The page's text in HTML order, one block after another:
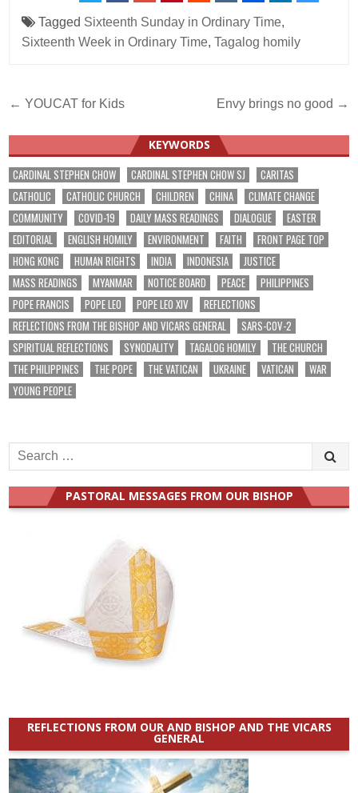
Tagged Sixteenth Sunday in Ordinary Time,
Sixteenth Week in Ordinary Time,Tagalog homily
Post
navigation
← YOUCAT for Kids Envy brings no good →
KEYWORDS
CARDINAL STEPHEN CHOW CARDINAL STEPHEN CHOW SJ
CARITAS
CATHOLIC
CATHOLIC CHURCH CHILDREN CHINA
CLIMATE CHANGE
COMMUNITY
COVID-19 DAILY MASS READINGS DIALOGUE
EASTER
EDITORIAL
ENGLISH HOMILY ENVIRONMENT FAITH
FRONT PAGE TOP
HONG KONG
HUMAN RIGHTS INDIA INDONESIA
JUSTICE
MASS READINGS
MYANMAR NOTICE BOARD PEACE
PHILIPPINES
POPE FRANCIS
POPE LEO POPE LEO XIV
REFLECTIONS
REFLECTIONS FROM THE BISHOP AND VICARS GENERAL
SARS-COV-2
SPIRITUAL REFLECTIONS
SYNODALITY TAGALOG HOMILY
THE CHURCH
THE PHILIPPINES
THE POPE THE VATICAN UKRAINE VATICAN
WAR
YOUNG PEOPLE
Search
for:
PASTORAL MESSAGES FROM OUR BISHOP
REFLECTIONS FROM OUR AND BISHOP AND THE VICARS
GENERAL